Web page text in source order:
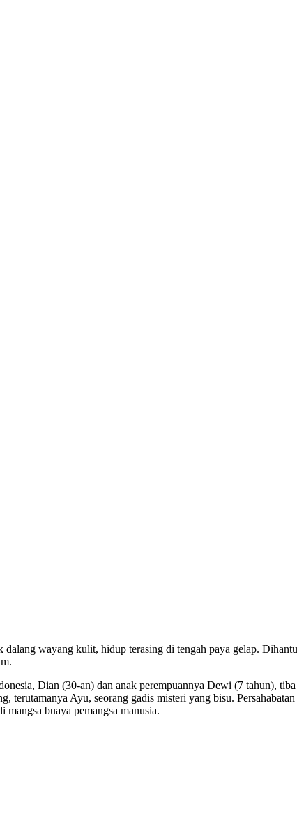
wayang kulit, hidup terasing di tengah paya gelap.
Dian (30-an) dan anak perempuannya Dewi (7 tahun),
terutamanya Ayu, seorang gadis misteri yang bisu.
buaya pemangsa manusia.